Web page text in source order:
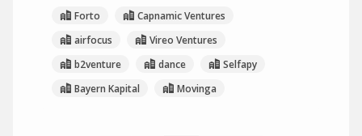
Forto
Capnamic Ventures
airfocus
Vireo Ventures
b2venture
dance
Selfapy
Bayern Kapital
Movinga